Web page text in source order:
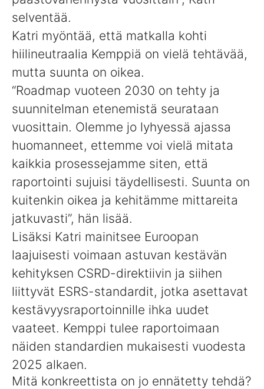
selventää.
Katri myöntää, että matkalla kohti
hiilineutraalia Kemppiä on vielä tehtävää,
mutta suunta on oikea.
“Roadmap vuoteen 2030 on tehty ja
suunnitelman etenemistä seurataan
vuosittain. Olemme jo lyhyessä ajassa
huomanneet, ettemme voi vielä mitata
kaikkia prosessejamme siten, että
raportointi sujuisi täydellisesti. Suunta on
kuitenkin oikea ja kehitämme mittareita
jatkuvasti”, hän lisää.
Lisäksi Katri mainitsee Euroopan
laajuisesti voimaan astuvan kestävän
kehityksen CSRD-direktiivin ja siihen
liittyvät ESRS-standardit, jotka asettavat
kestävyysraportoinnille ihka uudet
vaateet. Kemppi tulee raportoimaan
näiden standardien mukaisesti vuodesta
2025 alkaen.
Mitä konkreettista on jo ennätetty tehdä?